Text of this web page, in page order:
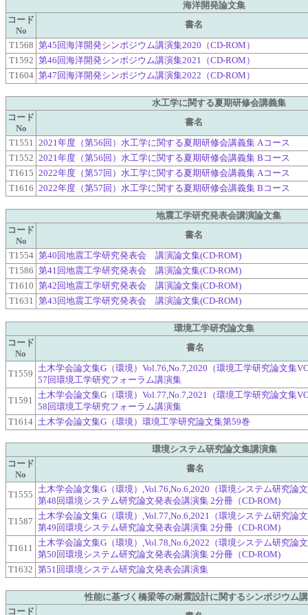
海洋開発論文集
コード
No
書名
T1568 第45回海洋開発シンポジウム講演集2020（CD-ROM）
T1592 第46回海洋開発シンポジウム講演集2021（CD-ROM）
T1604 第47回海洋開発シンポジウム講演集2022（CD-ROM）
水工学に関する夏期研修会講義集
コード
No
書名
T1551 2021年度（第56回）水工学に関する夏期研修会講義集 Aコース
T1552 2021年度（第56回）水工学に関する夏期研修会講義集 Bコース
T1615 2022年度（第57回）水工学に関する夏期研修会講義集 Aコース
T1616 2022年度（第57回）水工学に関する夏期研修会講義集 Bコース
地震工学研究発表会講演論文集
コード
No
書名
T1554 第40回地震工学研究発表会 講演論文集(CD-ROM)
T1586 第41回地震工学研究発表会 講演論文集(CD-ROM)
T1610 第42回地震工学研究発表会 講演論文集(CD-ROM)
T1631 第43回地震工学研究発表会 講演論文集(CD-ROM)
環境工学研究論文集
コード
No
書名
T1559
土木学会論文集G（環境）Vol.76,No.7,2020（環境工学研究論文集
57回環境工学研究フォーラム講演集
T1591
土木学会論文集G（環境）Vol.77,No.7,2021（環境工学研究論文集
58回環境工学研究フォーラム講演集
T1614 土木学会論文集G（環境）環境工学研究論文集第59巻
環境システム研究論文集講演集
コード
No
書名
T1555
土木学会論文集G（環境）,Vol.76,No.6,2020（環境システム研究論
第48回環境システム研究論文発表会講演集 2分冊（CD-ROM)
T1587
土木学会論文集G（環境）,Vol.77,No.6,2021（環境システム研究論
第49回環境システム研究論文発表会講演集 2分冊（CD-ROM)
T1611
土木学会論文集G（環境）,Vol.78,No.6,2022（環境システム研究論
第50回環境システム研究論文発表会講演集 2分冊（CD-ROM)
T1632 第51回環境システム研究論文発表会講演集
性能に基づく橋梁等の耐震設計に関するシンポジウ
コード